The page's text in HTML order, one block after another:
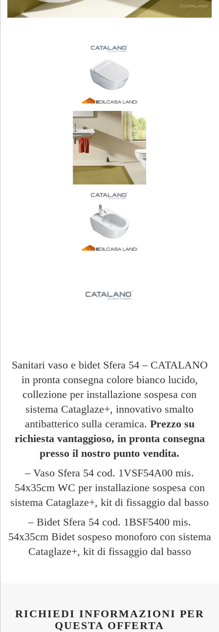
Sanitari vaso e bidet Sfera 54 – CATALANO
in pronta consegna colore bianco lucido,
collezione per installazione sospesa con
sistema Cataglaze+, innovativo smalto
antibatterico sulla ceramica. Prezzo su
richiesta vantaggioso, in pronta consegna
presso il nostro punto vendita.
– Vaso Sfera 54 cod. 1VSF54A00 mis.
54x35cm WC per installazione sospesa con
sistema Cataglaze+, kit di fissaggio dal basso
– Bidet Sfera 54 cod. 1BSF5400 mis.
54x35cm Bidet sospeso monoforo con sistema
Cataglaze+, kit di fissaggio dal basso
RICHIEDI INFORMAZIONI PER
QUESTA OFFERTA